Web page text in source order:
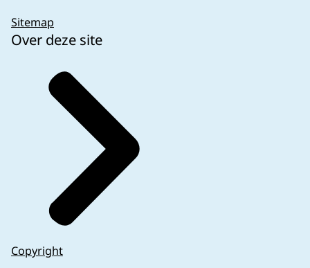
Sitemap
Over deze site
Copyright